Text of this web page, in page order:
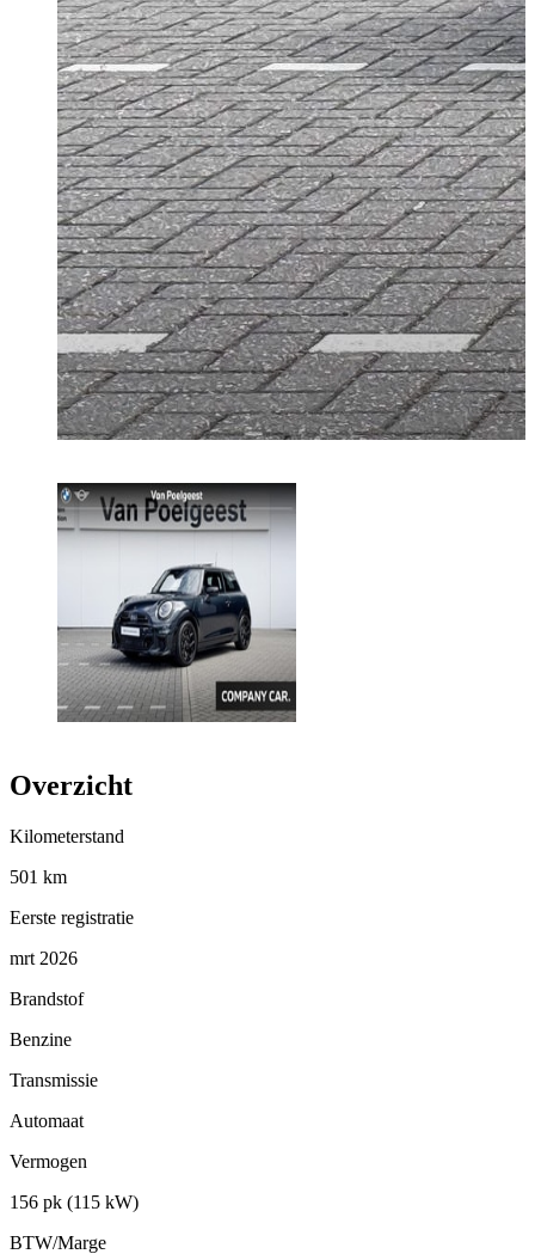
Overzicht
Kilometerstand
501 km
Eerste registratie
mrt 2026
Brandstof
Benzine
Transmissie
Automaat
Vermogen
156 pk (115 kW)
BTW/Marge